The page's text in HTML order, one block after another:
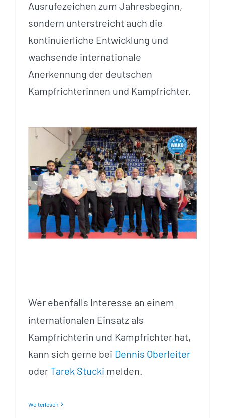
Ausrufezeichen zum Jahresbeginn,
sondern unterstreicht auch die
kontinuierliche Entwicklung und
wachsende internationale
Anerkennung der deutschen
Kampfrichterinnen und Kampfrichter.
Wer ebenfalls Interesse an einem
internationalen Einsatz als
Kampfrichterin und Kampfrichter hat,
kann sich gerne bei Dennis Oberleiter
oderTarek Stucki melden.
Weiterlesen